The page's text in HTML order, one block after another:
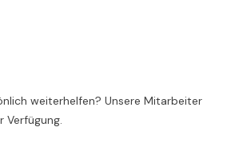
weiterhelfen? Unsere Mitarbeiter
Verfügung.